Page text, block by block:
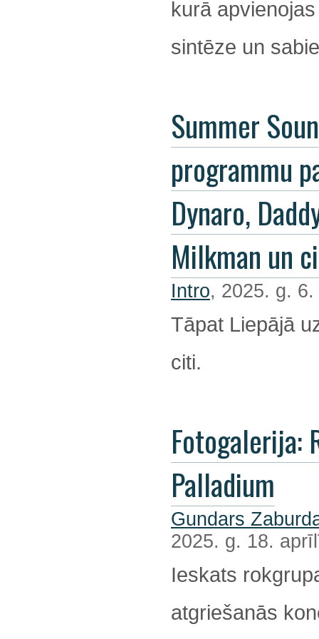
kurā
sintēze un
Summer
programmu
Dynaro,
Milkman un
Intro, 2025. g. 6.
Tāpat Liepājā
citi.
Fotogalerija:
Palladium
Gundars
2025. g. 18.
Ieskats
atgriešanās